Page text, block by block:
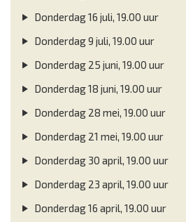
Donderdag 16 juli, 19.00 uur
Donderdag 9 juli, 19.00 uur
Donderdag 25 juni, 19.00 uur
Donderdag 18 juni, 19.00 uur
Donderdag 28 mei, 19.00 uur
Donderdag 21 mei, 19.00 uur
Donderdag 30 april, 19.00 uur
Donderdag 23 april, 19.00 uur
Donderdag 16 april, 19.00 uur